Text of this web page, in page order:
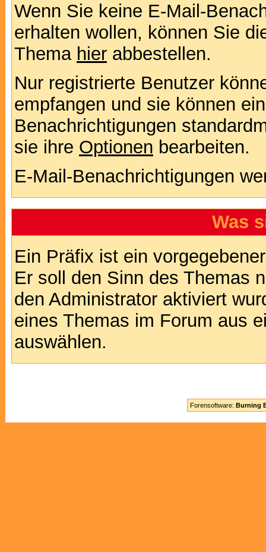
Wenn Sie keine E-Mail-
erhalten wollen, können Sie
Thema hier abbestellen.
Nur registrierte Benutzer
empfangen und sie können
Benachrichtigungen
sie ihre Optionen bearbeiten.
E-Mail-Benachrichtigungen
Was
Ein Präfix ist ein
Er soll den Sinn des Themas
den Administrator aktiviert
eines Themas im Forum aus
auswählen.
Forensoftware: Burning